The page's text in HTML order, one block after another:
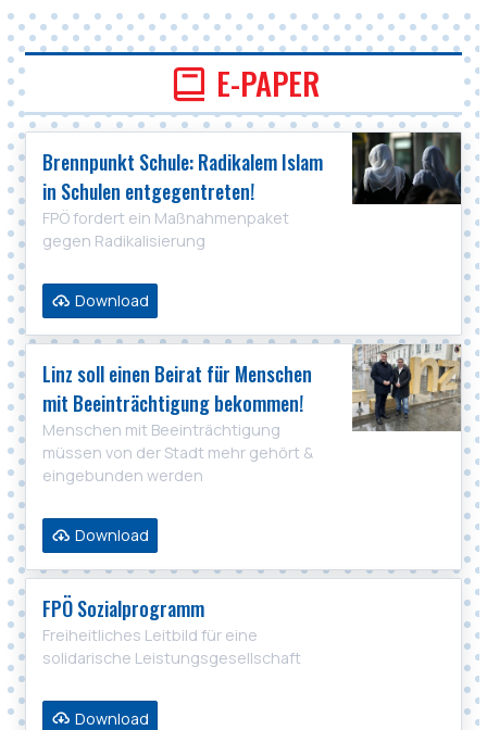
E-PAPER
Brennpunkt Schule: Radikalem Islam
in Schulen entgegentreten!
FPÖ fordert ein Maßnahmenpaket
gegen Radikalisierung
Download
Linz soll einen Beirat für Menschen
mit Beeinträchtigung bekommen!
Menschen mit Beeinträchtigung
müssen von der Stadt mehr gehört &
eingebunden werden
Download
FPÖ Sozialprogramm
Freiheitliches Leitbild für eine
solidarische Leistungsgesellschaft
Download